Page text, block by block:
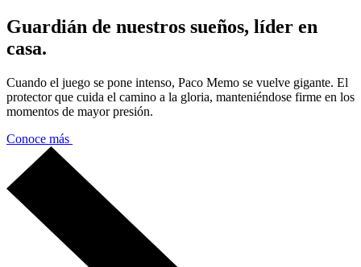
Guardián de nuestros sueños, líder en
casa.
Cuando el juego se pone intenso, Paco Memo se vuelve gigante. El
protector que cuida el camino a la gloria, manteniéndose firme en los
momentos de mayor presión.
Conoce más